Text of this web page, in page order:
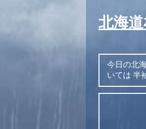
北海
今日の北
いては 半